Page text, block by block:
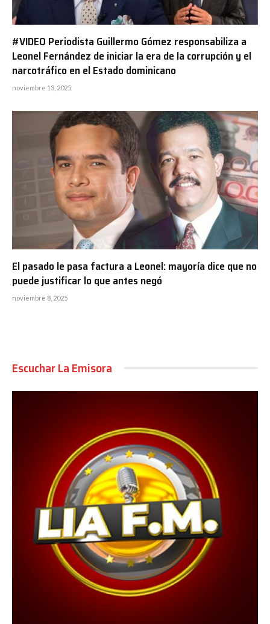
#VIDEO Periodista Guillermo Gómez responsabiliza a
Leonel Fernández de iniciar la era de la corrupción y el
narcotráfico en el Estado dominicano
noviembre 13, 2025
El pasado le pasa factura a Leonel: mayoría dice que no
puede justificar lo que antes negó
noviembre 8, 2025
Escuchar La Emisora